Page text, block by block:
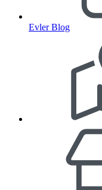
Evler Blog